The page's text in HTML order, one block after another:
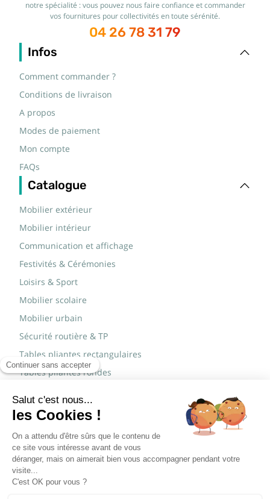
notre spécialité : vous pouvez nous faire confiance et commander
vos fournitures pour collectivités en toute sérénité.
04 26 78 31 79
Infos
Comment commander ?
Conditions de livraison
A propos
Modes de paiement
Mon compte
FAQs
Catalogue
Mobilier extérieur
Mobilier intérieur
Communication et affichage
Festivités & Cérémonies
Loisirs & Sport
Mobilier scolaire
Mobilier urbain
Sécurité routière & TP
Tables pliantes rectangulaires
Tables pliantes rondes
Marques
JAD Groupe
Procity®